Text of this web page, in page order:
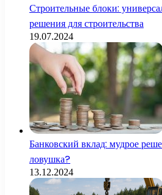
Строительные блоки:
решения для строительства
19.07.2024
Банковский вклад: мудрое
ловушка?
13.12.2024